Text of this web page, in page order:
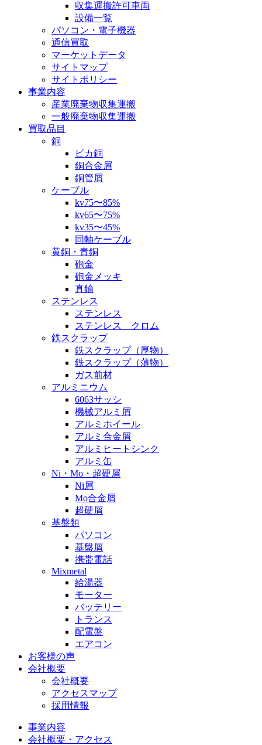
収集運搬許可車両
設備一覧
パソコン・電子機器
通信買取
マーケットデータ
サイトマップ
サイトポリシー
事業内容
産業廃棄物収集運搬
一般廃棄物収集運搬
買取品目
銅
ピカ銅
銅合金屑
銅管屑
ケーブル
kv75〜85%
kv65〜75%
kv35〜45%
同軸ケーブル
黄銅・青銅
砲金
砲金メッキ
真鍮
ステンレス
ステンレス
ステンレス クロム
鉄スクラップ
鉄スクラップ（厚物）
鉄スクラップ（薄物）
ガス前材
アルミニウム
6063サッシ
機械アルミ屑
アルミホイール
アルミ合金屑
アルミヒートシンク
アルミ缶
Ni・Mo・超硬屑
Ni屑
Mo合金屑
超硬屑
基盤類
パソコン
基盤屑
携帯電話
Mixmetal
給湯器
モーター
バッテリー
トランス
配電盤
エアコン
お客様の声
会社概要
会社概要
アクセスマップ
採用情報
事業内容
会社概要・アクセス